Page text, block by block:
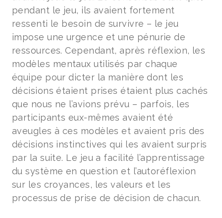
pendant le jeu, ils avaient fortement
ressenti le besoin de survivre – le jeu
impose une urgence et une pénurie de
ressources. Cependant, après réflexion, les
modèles mentaux utilisés par chaque
équipe pour dicter la manière dont les
décisions étaient prises étaient plus cachés
que nous ne l’avions prévu – parfois, les
participants eux-mêmes avaient été
aveugles à ces modèles et avaient pris des
décisions instinctives qui les avaient surpris
par la suite. Le jeu a facilité l’apprentissage
du système en question et l’autoréflexion
sur les croyances, les valeurs et les
processus de prise de décision de chacun.